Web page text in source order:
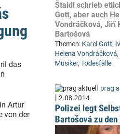
das
Artur
von der
Štaidl schrieb
Gott, aber auch
Vondráčková, Jiří
Bartošová
Themen: Karel Gott,
Helena Vondráčková,
Musiker, Todesfälle
prag
| 2.08.2014
Polizei legt
Bartošová zu